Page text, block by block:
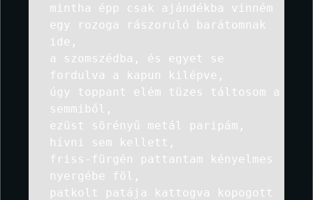
mintha épp csak ajándékba vinném
egy rozoga rászoruló barátomnak
ide,
a szomszédba, és egyet se
fordulva a kapun kilépve,
úgy toppant elém tüzes táltosom a
semmiből,
ezüst sörényű metál paripám,
hívni sem kellett,
friss-fürgén pattantam kényelmes
nyergébe föl,
patkolt patája kattogva kopogott